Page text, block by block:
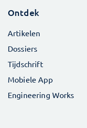
Ontdek
Artikelen
Dossiers
Tijdschrift
Mobiele App
Engineering Works